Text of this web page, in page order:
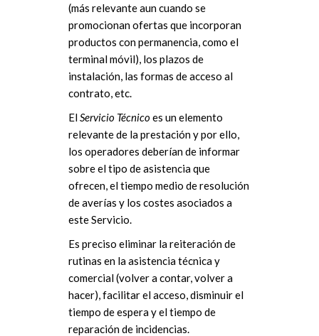
(más relevante aun cuando se
promocionan ofertas que incorporan
productos con permanencia, como el
terminal móvil), los plazos de
instalación, las formas de acceso al
contrato, etc.
ElServicio Técnicoes un elemento
relevante de la prestación y por ello,
los operadores deberían de informar
sobre el tipo de asistencia que
ofrecen, el tiempo medio de resolución
de averías y los costes asociados a
este Servicio.
Es preciso eliminar la reiteración de
rutinas en la asistencia técnica y
comercial (volver a contar, volver a
hacer), facilitar el acceso, disminuir el
tiempo de espera y el tiempo de
reparación de incidencias.